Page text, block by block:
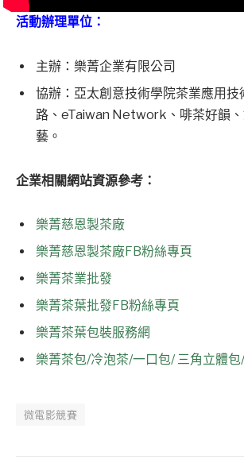
活動辦理單位：
主辦：樂菁企業有限公司
協辦：亞太創意技術學院茶業應用技
路、eTaiwan Network、啡茶好韻
藝。
企業相關網站資源參考：
樂菁慈恩製茶廠
樂菁慈恩製茶廠FB粉絲專頁
樂菁茶業批發
樂菁茶葉批發FB粉絲專頁
樂菁茶葉包裝服務網
樂菁茶包/冷泡茶/一口包/ 三角立體
微電影競賽